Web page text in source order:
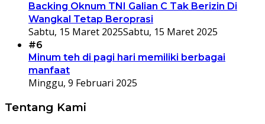
Backing Oknum TNI Galian C Tak Berizin Di
Wangkal Tetap Beroprasi
Sabtu, 15 Maret 2025Sabtu, 15 Maret 2025
#6
Minum teh di pagi hari memiliki berbagai
manfaat
Minggu, 9 Februari 2025
Tentang Kami